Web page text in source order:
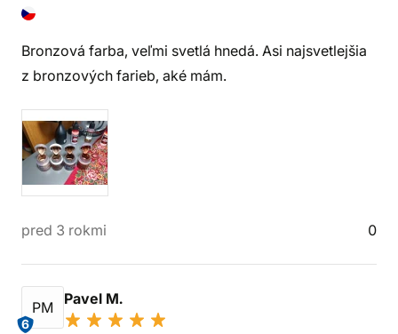
Bronzová farba, veľmi svetlá hnedá. Asi najsvetlejšia
z bronzových farieb, aké mám.
pred 3 rokmi 0
PM
6
Pavel M.